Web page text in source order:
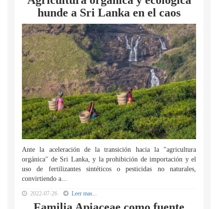
hunde a Sri Lanka en el caos
Ante la aceleración de la transición hacia la "agricultura
orgánica" de Sri Lanka, y la prohibición de importación y el
uso de fertilizantes sintéticos o pesticidas no naturales,
convirtiendo a...
2022-07-26 Leer mas...